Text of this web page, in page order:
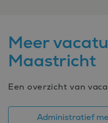
Meer
Maastricht
Een overzicht van
Administratief